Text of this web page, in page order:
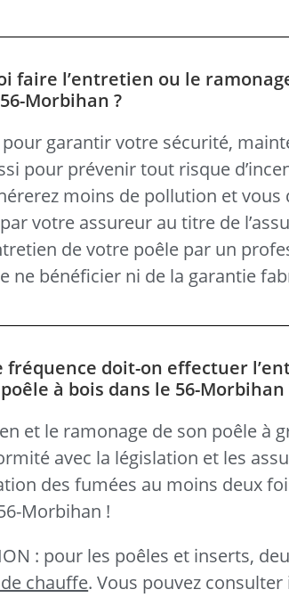
faire l’entretien ou le
Morbihan ?
pour garantir votre sécurité,
pour prévenir tout risque
moins de pollution et vous
votre assureur au titre de
de votre poêle par un
ne bénéficier ni de la garantie
fréquence doit-on effectuer
à bois dans le 56-Morbihan
et le ramonage de son poêle à
avec la législation et les
des fumées au moins deux
Morbihan !
: pour les poêles et inserts,
chauffe. Vous pouvez consulter